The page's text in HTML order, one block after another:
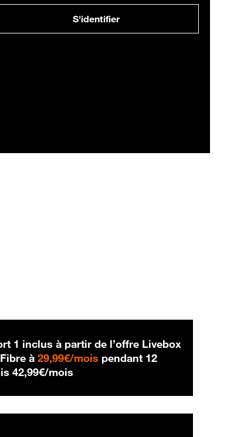
S'identifier
1 inclus à partir de l’offre Livebox
à29,99€/mois 29,99 € par mois
pendant 12
42,99€/mois